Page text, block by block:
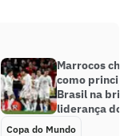
Marrocos
como
Brasil na
liderança do
Copa do Mundo